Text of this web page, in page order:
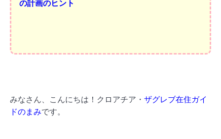
の計画のヒント
みなさん、こんにちは！クロアチア・ ザグレブ在住ガイ
ドのまみです。